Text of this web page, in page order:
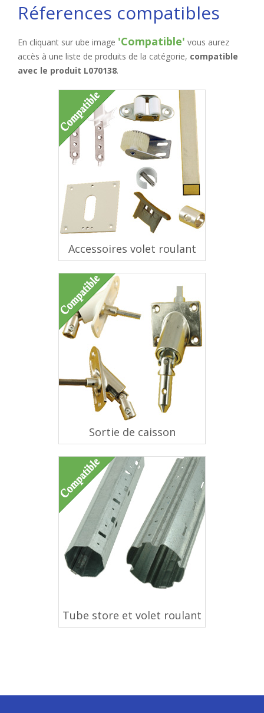
Réferences compatibles
En cliquant sur ube image 'Compatible' vous aurez
accès à une liste de produits de la catégorie, compatible
avec le produit L070138.
Accessoires volet roulant
Sortie de caisson
Tube store et volet roulant